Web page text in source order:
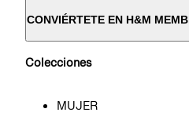
CONVIÉRTETE EN H&M
Colecciones
MUJER